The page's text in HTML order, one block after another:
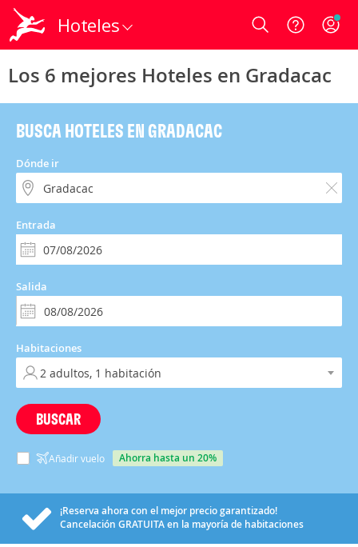
Hoteles Login
Los 6 mejores Hoteles en Gradacac
BUSCA HOTELES EN GRADACAC
Dónde ir
Entrada
Salida
Habitaciones
BUSCAR
Añadir vuelo ahorra hasta un 20%
¡Reserva ahora con el mejor precio garantizado!
Cancelación GRATUITAen la mayoría de habitaciones